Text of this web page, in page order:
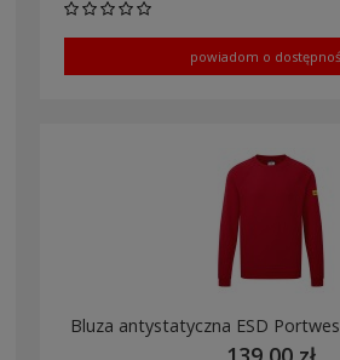
powiadom o
Bluza antystatyczna ESD